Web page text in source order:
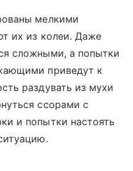
мелкими
их из колеи. Даже
сложными, а попытки
приведут к
раздувать из мухи
ссорами с
и попытки настоять